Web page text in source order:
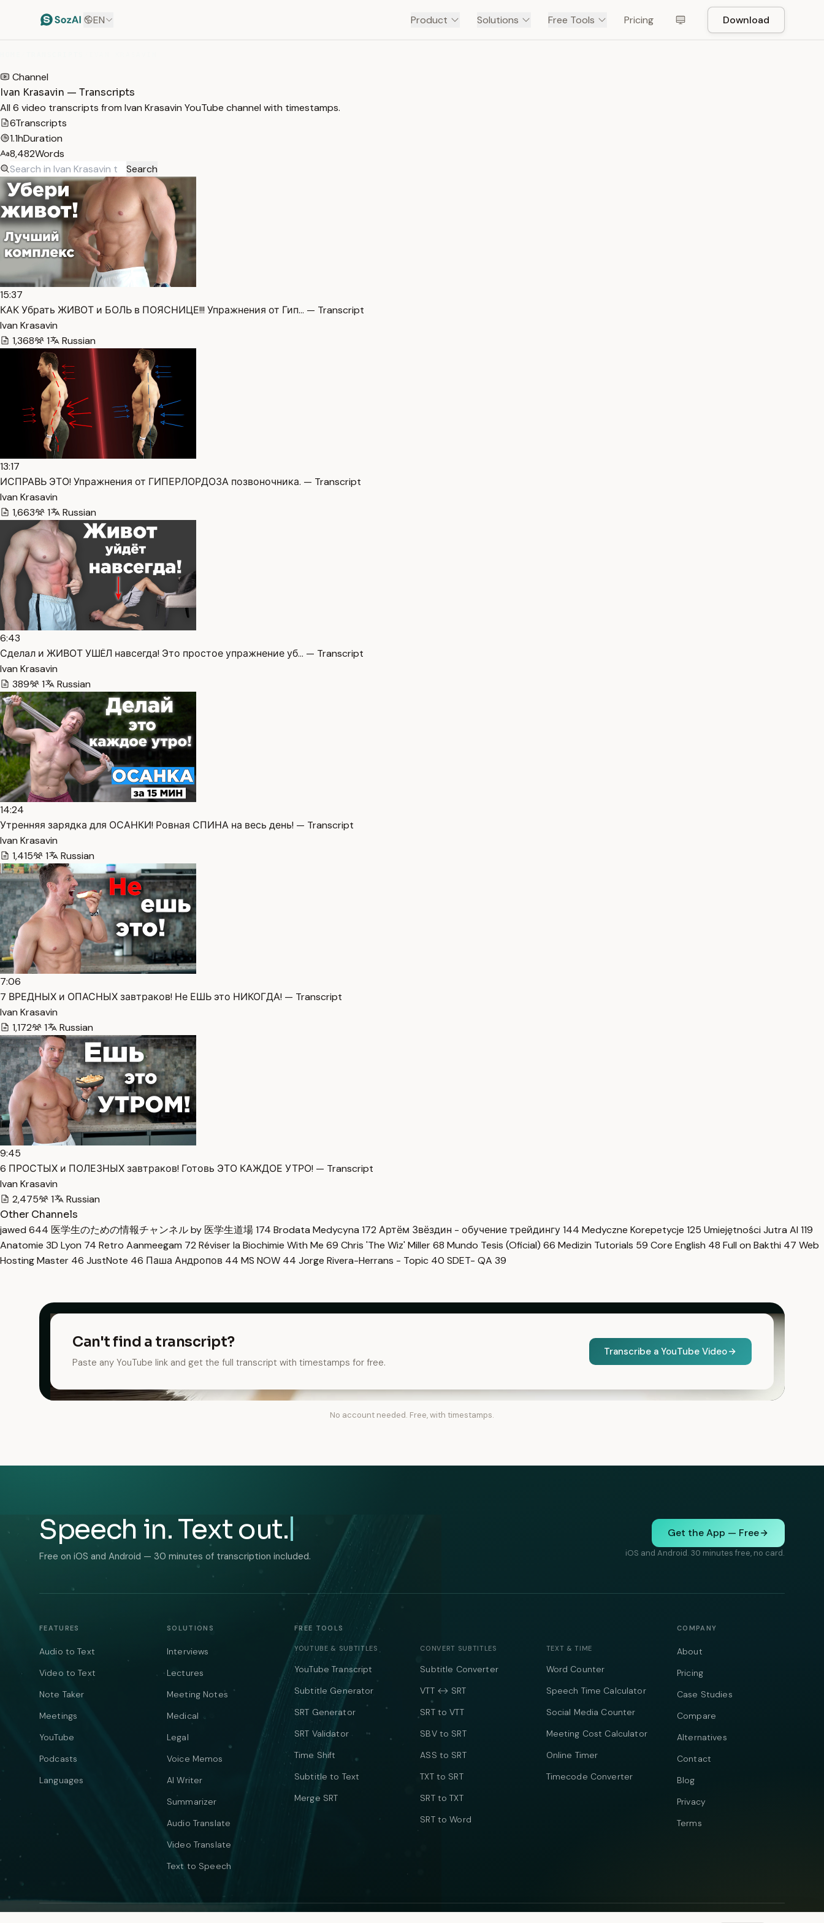
EN Product Solutions Free Tools Pricing Download
Channel
Ivan Krasavin — Transcripts
All 6 video transcripts from Ivan Krasavin YouTube channel with timestamps.
6Transcripts
1.1hDuration
8,482Words
Search
15:37
КАК Убрать ЖИВОТ и БОЛЬ в ПОЯСНИЦЕ!!! Упражнения от Гип… — Transcript
Ivan Krasavin
1,368
1 Russian
13:17
ИСПРАВЬ ЭТО! Упражнения от ГИПЕРЛОРДОЗА позвоночника. — Transcript
Ivan Krasavin
1,663
1 Russian
6:43
Сделал и ЖИВОТ УШËЛ навсегда! Это простое упражнение уб… — Transcript
Ivan Krasavin
389
1 Russian
14:24
Утренняя зарядка для ОСАНКИ! Ровная СПИНА на весь день! — Transcript
Ivan Krasavin
1,415
1 Russian
7:06
7 ВРЕДНЫХ и ОПАСНЫХ завтраков! Не ЕШЬ это НИКОГДА! — Transcript
Ivan Krasavin
1,172
1 Russian
9:45
6 ПРОСТЫХ и ПОЛЕЗНЫХ завтраков! Готовь ЭТО КАЖДОЕ УТРО! — Transcript
Ivan Krasavin
2,475
1
Russian
Other Channels
jawed 644 医学生のための情報チャンネル by 医学生道場174 Brodata Medycyna 172 Артём Звёздин - обучение трейдингу144 Medyczne Korepetycje 125 Umiejętności Jutra AI 119
Anatomie 3D Lyon 74 Retro Aanmeegam 72 Réviser la Biochimie With Me 69 Chris 'The Wiz' Miller68 Mundo Tesis (Oficial) 66 Medizin Tutorials 59 Core English 48 Full on Bakthi 47 Web
Hosting Master 46 JustNote 46 Паша Андропов 44 MS NOW 44 Jorge Rivera-Herrans - Topic 40 SDET- QA 39
Can't find a transcript?
Paste any YouTube link and get the full transcript with timestamps for free.
Transcribe a YouTube Video
No account needed. Free, with timestamps.
Speech in. Text out.
Free on iOS and Android — 30 minutes of transcription included.
Get the App — Free
iOS and Android. 30 minutes free, no card.
FEATURES
Audio to Text
Video to Text
Note Taker
Meetings
YouTube
Podcasts
Languages
SOLUTIONS
Interviews
Lectures
Meeting Notes
Medical
Legal
Voice Memos
AI Writer
Summarizer
Audio Translate
Video Translate
Text to Speech
FREE TOOLS
YOUTUBE & SUBTITLES
YouTube Transcript
Subtitle Generator
SRT Generator
SRT Validator
Time Shift
Subtitle to Text
Merge SRT
CONVERT SUBTITLES
Subtitle Converter
VTT ↔ SRT
SRT to VTT
SBV to SRT
ASS to SRT
TXT to SRT
SRT to TXT
SRT to Word
TEXT & TIME
Word Counter
Speech Time Calculator
Social Media Counter
Meeting Cost Calculator
Online Timer
Timecode Converter
COMPANY
About
Pricing
Case Studies
Compare
Alternatives
Contact
Blog
Privacy
Terms